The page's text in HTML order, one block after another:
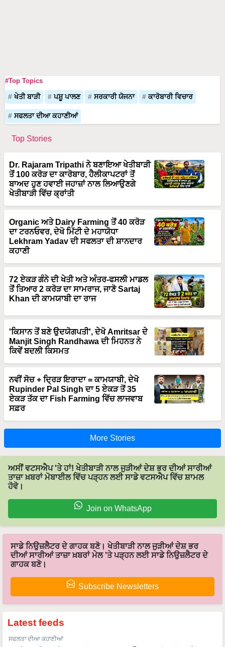
#Top Topics
ਖੇਤੀ ਬਾੜੀ ਪਸ਼ੂ ਪਾਲਣ ਸਰਕਾਰੀ ਯੋਜਨਾ ਕਾਰੋਬਾਰੀ ਵਿਚਾਰ
ਸਫਲਤਾ ਦੀਆ ਕਹਾਣੀਆਂ
Top Stories
Dr. Rajaram Tripathi ਨੇ ਬਣਾਇਆ ਖੇਤੀਬਾੜੀ
ਤੋਂ 100 ਕਰੋੜ ਦਾ ਕਾਰੋਬਾਰ, ਹੈਲੀਕਾਪਟਰਾਂ ਤੋਂ
ਬਾਅਦ ਹੁਣ ਹਵਾਈ ਜਹਾਜ਼ਾਂ ਨਾਲ ਲਿਆਉਣਗੇ
ਖੇਤੀਬਾੜੀ ਵਿੱਚ ਕ੍ਰਾਂਤੀ
Organic ਅਤੇ Dairy Farming ਤੋਂ 40 ਕਰੋੜ
ਦਾ ਟਰਨਓਵਰ, ਦੇਖੋ ਮਿੱਟੀ ਦੇ ਮਹਾਯੋਧਾ
Lekhram Yadav ਦੀ ਸਫਲਤਾ ਦੀ ਸ਼ਾਨਦਾਰ
ਕਹਾਣੀ
72 ਏਕੜ ਗੰਨੇ ਦੀ ਖੇਤੀ ਅਤੇ ਅੰਤਰ-ਫਸਲੀ ਮਾਡਲ
ਤੋਂ ਤਿਆਰ 2 ਕਰੋੜ ਦਾ ਸਾਮਰਾਜ, ਜਾਣੋ Sartaj
Khan ਦੀ ਕਾਮਯਾਬੀ ਦਾ ਰਾਜ
'ਕਿਸਾਨ ਤੋਂ ਬਣੇ ਉਦਯੋਗਪਤੀ', ਦੇਖੋ Amritsar ਦੇ
Manjit Singh Randhawa ਦੀ ਮਿਹਨਤ ਨੇ
ਕਿਵੇਂ ਬਦਲੀ ਕਿਸਮਤ
ਨਵੀਂ ਸੋਚ + ਦ੍ਰਿੜ ਇਰਾਦਾ = ਕਾਮਯਾਬੀ, ਦੇਖੋ
Rupinder Pal Singh ਦਾ 5 ਏਕੜ ਤੋਂ 35
ਏਕੜ ਤੱਕ ਦਾ Fish Farming ਵਿੱਚ ਲਾਜਵਾਬ
ਸਫ਼ਰ
More Stories
ਅਸੀਂ ਵਟਸਐਪ 'ਤੇ ਹਾਂ! ਖੇਤੀਬਾੜੀ ਨਾਲ ਜੁੜੀਆਂ ਦੇਸ਼ ਭਰ ਦੀਆਂ ਸਾਰੀਆਂ
ਤਾਜ਼ਾ ਖ਼ਬਰਾਂ ਮੋਬਾਈਲ ਵਿੱਚ ਪੜ੍ਹਨ ਲਈ ਸਾਡੇ ਵਟਸਐਪ ਵਿੱਚ ਸ਼ਾਮਲ
ਹੋਵੋ।
Join on WhatsApp
ਸਾਡੇ ਨਿਉਜ਼ਲੈਟਰ ਦੇ ਗਾਹਕ ਬਣੋ। ਖੇਤੀਬਾੜੀ ਨਾਲ ਜੁੜੀਆਂ ਦੇਸ਼ ਭਰ
ਦੀਆਂ ਸਾਰੀਆਂ ਤਾਜ਼ਾ ਖ਼ਬਰਾਂ ਮੇਲ 'ਤੇ ਪੜ੍ਹਨ ਲਈ ਸਾਡੇ ਨਿਉਜ਼ਲੈਟਰ ਦੇ
ਗਾਹਕ ਬਣੋ।
Subscribe Newsletters
Latest feeds
ਸਫਲਤਾ ਦੀਆ ਕਹਾਣੀਆਂ